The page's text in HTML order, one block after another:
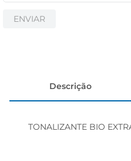
ENVIAR
Descrição
TONALIZANTE BIO